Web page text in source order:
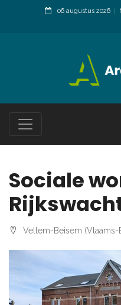
06 augustus 2026
Sociale
Veltem-Beisem (Vlaams-